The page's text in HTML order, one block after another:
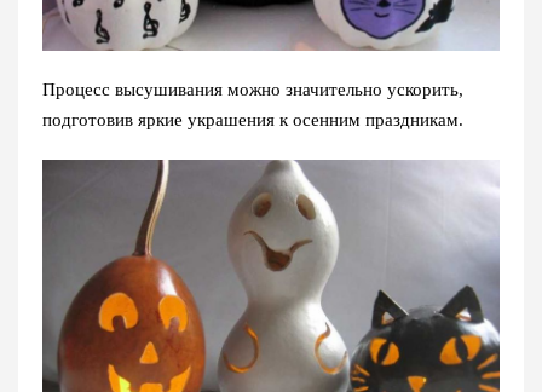
Процесс высушивания можно значительно ускорить,
подготовив яркие украшения к осенним праздникам.